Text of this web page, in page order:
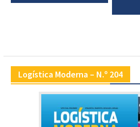
Logística Moderna – N.º 204